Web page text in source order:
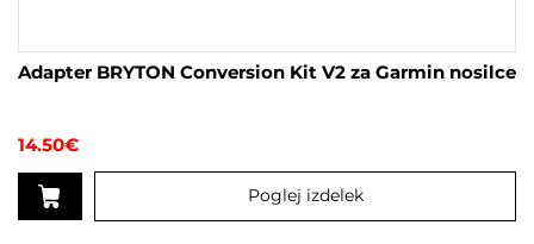
Adapter BRYTON Conversion Kit V2 za Garmin nosilce
14.50€
Poglej izdelek